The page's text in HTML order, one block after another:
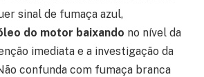
sinal de fumaça azul,
do motor baixando no nível da
imediata e a investigação da
confunda com fumaça branca